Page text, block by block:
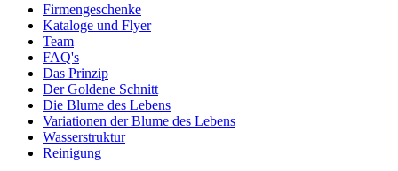
Firmengeschenke
Kataloge und Flyer
Team
FAQ's
Das Prinzip
Der Goldene Schnitt
Die Blume des Lebens
Variationen der Blume des Lebens
Wasserstruktur
Reinigung